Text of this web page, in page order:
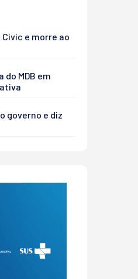
e morre ao
MDB em
governo e diz